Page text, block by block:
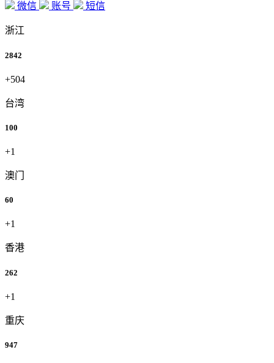
微信 账号 短信
浙江
2842
+504
台湾
100
+1
澳门
60
+1
香港
262
+1
重庆
947